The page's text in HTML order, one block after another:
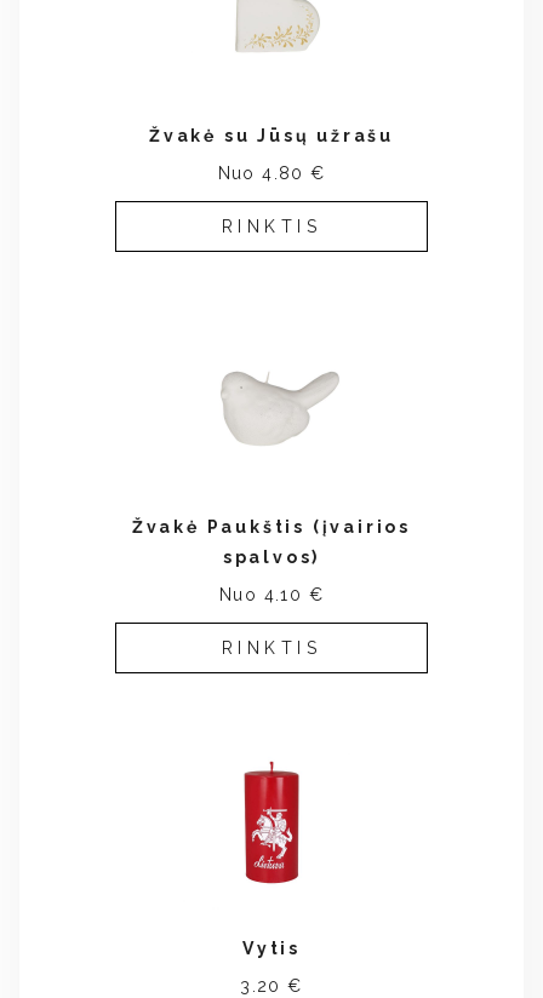
Žvakė su Jūsų užrašu
Nuo 4.80 €
RINKTIS
Žvakė Paukštis (įvairios
spalvos)
Nuo 4.10 €
RINKTIS
Vytis
3.20 €